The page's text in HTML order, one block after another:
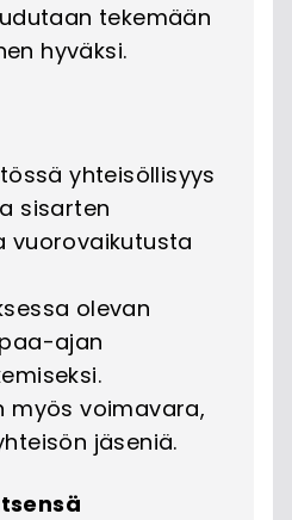
tekemään
hyväksi.
yhteisöllisyys
sisarten
vuorovaikutusta
olevan
ajan
myös voimavara,
jäseniä.